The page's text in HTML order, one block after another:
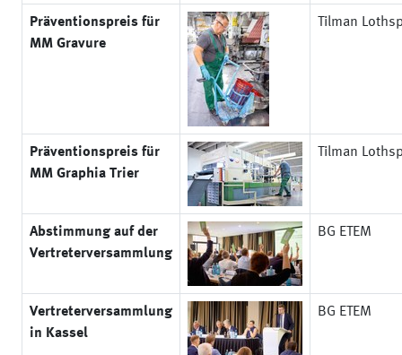
Präventionspreis für
MM Gravure
Tilman
Präventionspreis für
MM Graphia Trier
Tilman
Abstimmung auf der
Vertreterversammlung
BG ETEM
Vertreterversammlung
in Kassel
BG ETEM